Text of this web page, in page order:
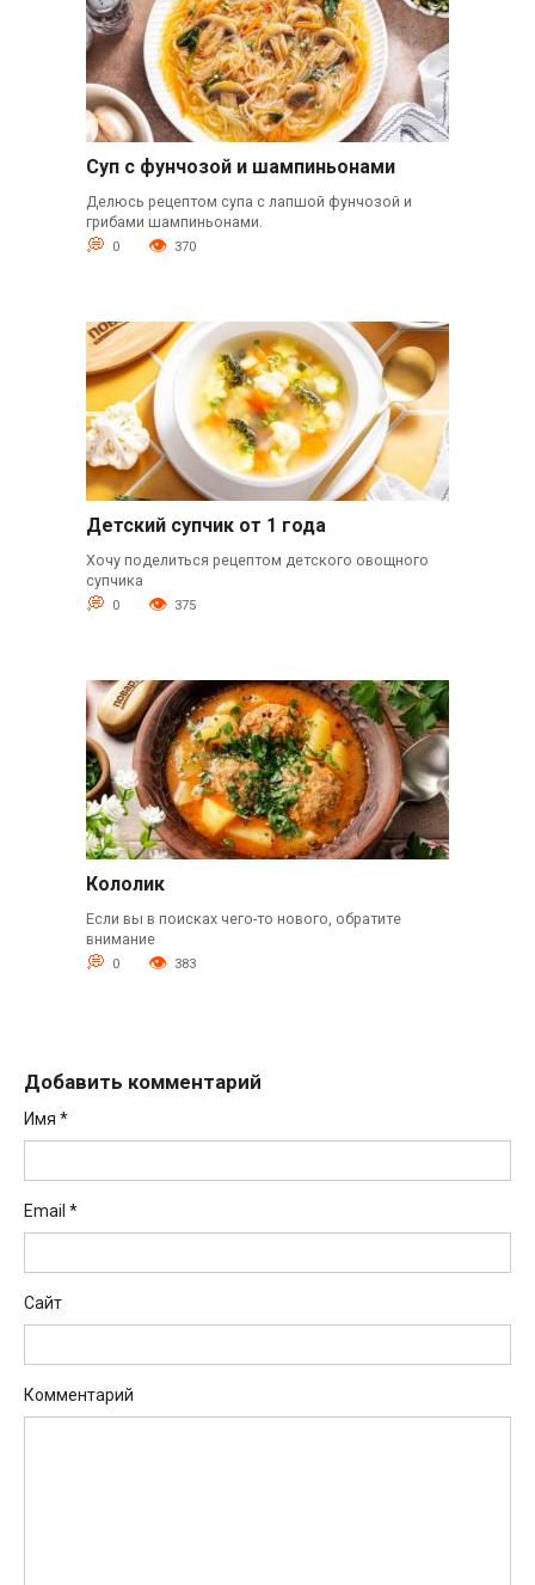
Суп с фунчозой и шампиньонами
Делюсь рецептом супа с лапшой фунчозой и
грибами шампиньонами.
0 370
Детский супчик от 1 года
Хочу поделиться рецептом детского овощного
супчика
0 375
Кололик
Если вы в поисках чего-то нового, обратите
внимание
0 383
Добавить комментарий
Имя *
Email *
Сайт
Комментарий